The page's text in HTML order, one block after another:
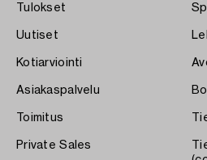
Tulokset
Uutiset
Kotiarviointi
Asiakaspalvelu
Toimitus
Private Sales